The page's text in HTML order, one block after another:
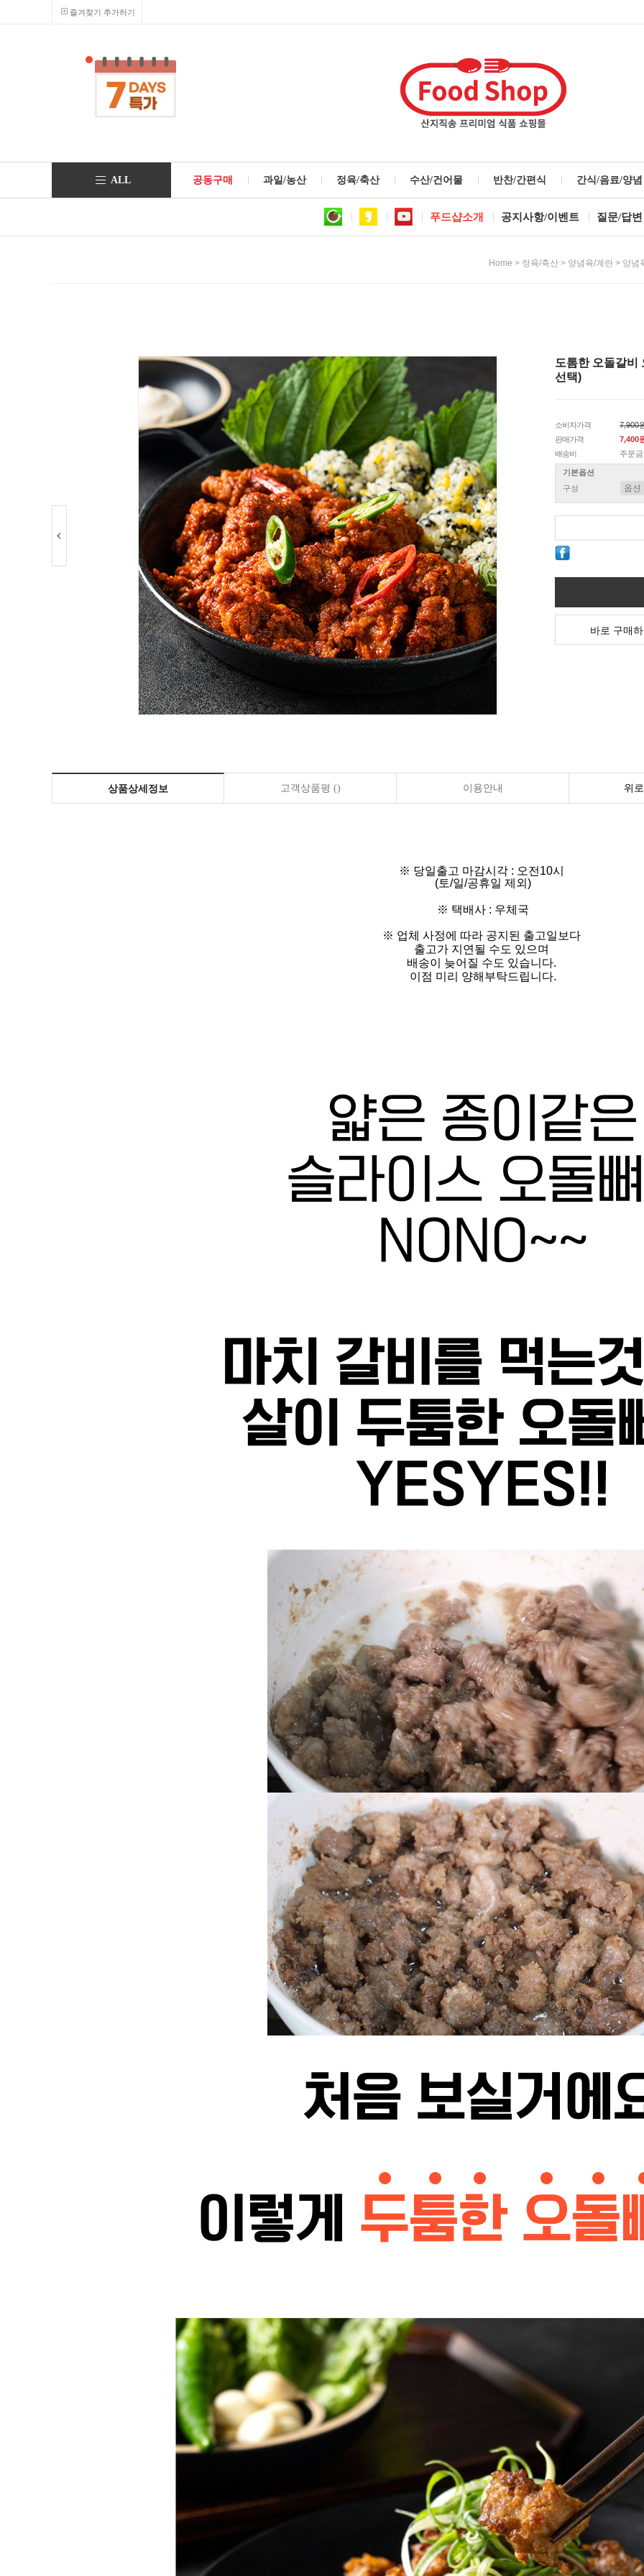
즐겨찾기 추가하기
ALL 공동구매 과일/농산 정육/축산 수산/건어물 반찬/간편식 간식/음료/양념
푸드샵소개 공지사항/이벤트 질문/답변
Home > 정육/축산 > 양념육/계란 > 양념
도톰한 오돌갈비
선택)
소비자가격
7,900
판매가격
7,400
배송비
주문
기본옵션
구성
바로 구매
상품상세정보 고객상품평 () 이용안내 위
※ 당일출고 마감시각 : 오전10시
(토/일/공휴일 제외)
※ 택배사 : 우체국
※ 업체 사정에 따라 공지된 출고일보다
출고가 지연될 수도 있으며
배송이 늦어질 수도 있습니다.
이점 미리 양해부탁드립니다.